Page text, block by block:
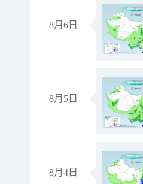
8月6日
8月5日
8月4日